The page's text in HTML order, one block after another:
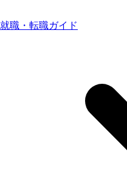
就職・転職ガイド